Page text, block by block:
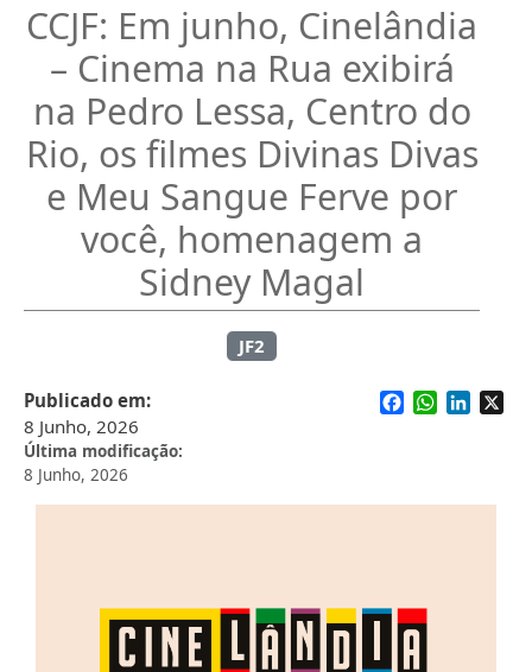
CCJF: Em junho, Cinelândia
– Cinema na Rua exibirá
na Pedro Lessa, Centro do
Rio, os filmes Divinas Divas
e Meu Sangue Ferve por
você, homenagem a
Sidney Magal
JF2
Publicado em
8 Junho, 2026
Última modificação
8 Junho, 2026
Facebook
WhatsApp